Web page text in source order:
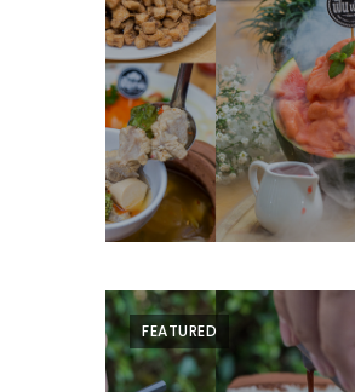
อาทิตย์
ท่าแพ
เชียงใหม่
CART
CHECKOUT
–
บาร์บีคิว
สาว
FEATURED